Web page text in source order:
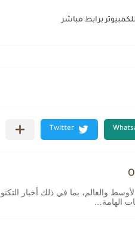
والعالم، بما في ذلك أخبار
الهامة…